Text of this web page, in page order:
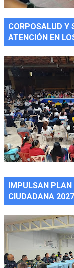
CORPOSALUD Y
ATENCIÓN EN
IMPULSAN PLAN
CIUDADANA